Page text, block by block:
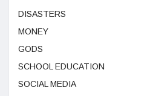
DISASTERS
MONEY
GODS
SCHOOL EDUCATION
SOCIAL MEDIA